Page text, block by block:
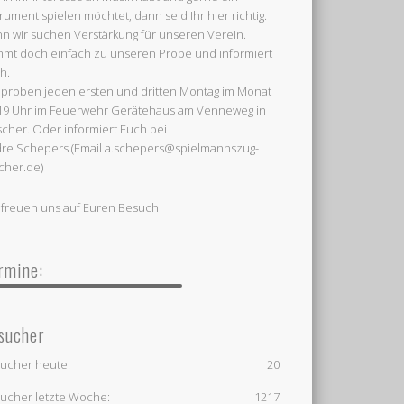
spielen möchtet, dann seid Ihr hier richtig.
wir suchen Verstärkung für unseren Verein.
doch einfach zu unseren Probe und informiert
jeden ersten und dritten Montag im Monat
Uhr im Feuerwehr Gerätehaus am Venneweg in
Oder informiert Euch bei
Schepers (Email a.schepers@spielmannszug-
uns auf Euren Besuch
20
heute:
1217
letzte Woche: